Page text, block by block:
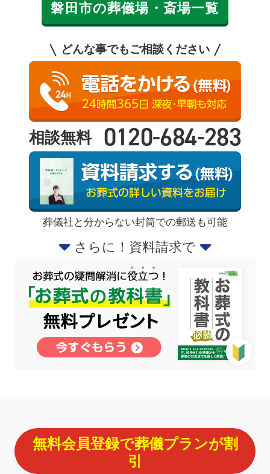
磐田市の葬儀場・斎場一覧
どんな事でもご相談ください
相談無料 0120-684-283
葬儀社と分からない封筒での郵送も可能
さらに！資料請求で
無料会員登録で葬儀プランが割
引